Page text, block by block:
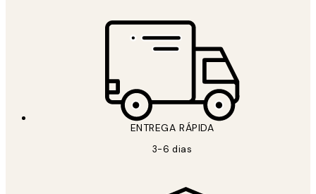
ENTREGA RÁPIDA
3-6 dias